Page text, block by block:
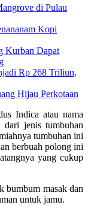
di Pulau
Kopi
Kurban Dapat
Rp 268 Triliun,
Hijau Perkotaan
Indica atau nama
dari jenis tumbuhan
tumbuhan ini
berbuah polong ini
yang cukup
bumbum masak dan
untuk jamu.